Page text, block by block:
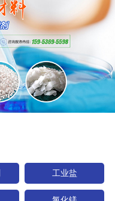
工业盐